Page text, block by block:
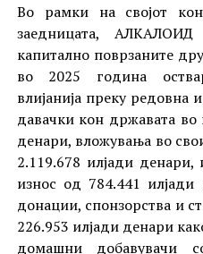
Во рамки на својот
заедницата,
капитално поврзаните
во 2025 година
влијанија преку редовна
давачки кон државата во
денари, вложувања во
2.119.678 илјади
износ од 784.441
донации, спонзорства и
226.953 илјади денари
домашни добавувачи